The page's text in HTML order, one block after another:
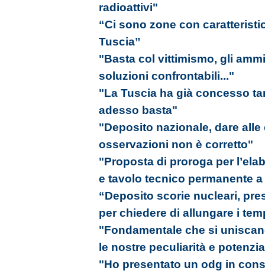
radioattivi"
“Ci sono zone con
Tuscia”
"Basta col vittimismo, gli
soluzioni confrontabili..."
"La Tuscia ha già concesso
adesso basta"
"Deposito nazionale, dare
osservazioni non è corretto"
"Proposta di proroga per
e tavolo tecnico permanente
“Deposito scorie nucleari,
per chiedere di allungare i
"Fondamentale che si
le nostre peculiarità e
"Ho presentato un odg in